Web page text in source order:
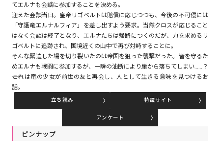
コミックパルフェ
コミックエッセイ
閉じる
てエルナも会談に参加することを決める。
――迎えた会談当日。皇帝リゴベルトは賠償に応じつつも、今後の不可侵には
「守護竜エルナルフィア」を差し出すよう要求。当然クロスが応じること
はなく会談は終了となり、エルナたちは帰路につくのだが、力を求めるリ
ゴベルトに追跡され、国境近くの山中で再び対峙することに。
そんな緊迫した場を切り裂いたのは帝国を狙った襲撃だった。皆を守るた
めエルナも戦闘に参加するが、一瞬の油断により崖から落ちてしまい……？
――これは竜の少女が前世の友と再会し、人として生きる意味を見つけるお
話。
立ち読み 特設サイト
アンケート
ピンナップ